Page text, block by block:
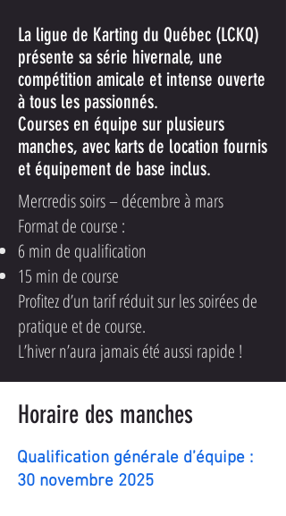
La ligue de Karting du Québec (LCKQ)
présente sa série hivernale, une
compétition amicale et intense ouverte
à tous les passionnés.
Courses en équipe sur plusieurs
manches, avec karts de location fournis
et équipement de base inclus.
Mercredis soirs – décembre à mars
Format de course :
6 min de qualification
15 min de course
Profitez d’un tarif réduit sur les soirées de
pratique et de course.
L’hiver n’aura jamais été aussi rapide !
Horaire des manches
Qualification générale d’équipe :
30 novembre 2025